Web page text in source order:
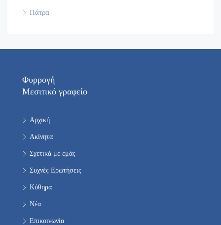
Πάτρα
Φυρρογή
Μεσιτικό γραφείο
Αρχική
Ακίνητα
Σχετικά με εμάς
Συχνές Ερωτήσεις
Κύθηρα
Νέα
Επικοινωνία